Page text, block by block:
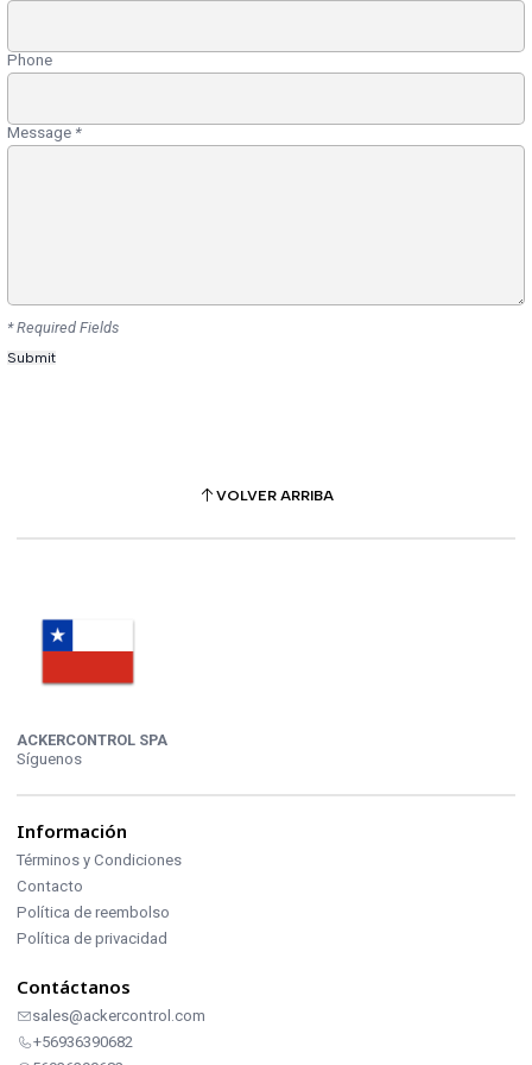
Phone
Message *
* Required Fields
VOLVER ARRIBA
ACKERCONTROL SPA
Síguenos
Información
Términos y Condiciones
Contacto
Política de reembolso
Política de privacidad
Contáctanos
sales@ackercontrol.com
+56936390682